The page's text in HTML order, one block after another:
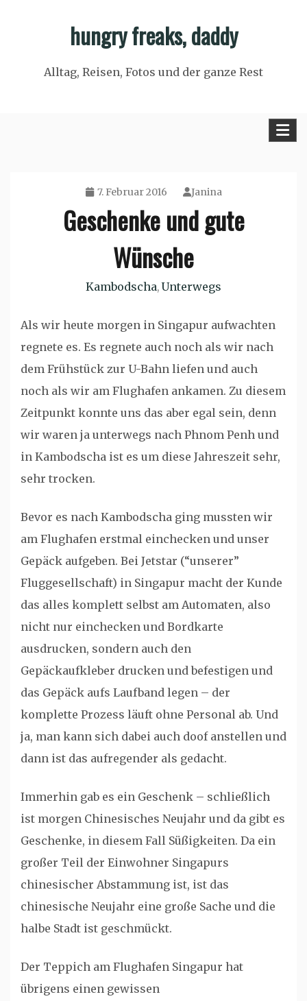
hungry freaks, daddy
Alltag, Reisen, Fotos und der ganze Rest
7. Februar 2016 Janina
Geschenke und gute
Wünsche
Kambodscha, Unterwegs
Als wir heute morgen in Singapur aufwachten
regnete es. Es regnete auch noch als wir nach
dem Frühstück zur U-Bahn liefen und auch
noch als wir am Flughafen ankamen. Zu diesem
Zeitpunkt konnte uns das aber egal sein, denn
wir waren ja unterwegs nach Phnom Penh und
in Kambodscha ist es um diese Jahreszeit sehr,
sehr trocken.
Bevor es nach Kambodscha ging mussten wir
am Flughafen erstmal einchecken und unser
Gepäck aufgeben. Bei Jetstar (“unserer”
Fluggesellschaft) in Singapur macht der Kunde
das alles komplett selbst am Automaten, also
nicht nur einchecken und Bordkarte
ausdrucken, sondern auch den
Gepäckaufkleber drucken und befestigen und
das Gepäck aufs Laufband legen – der
komplette Prozess läuft ohne Personal ab. Und
ja, man kann sich dabei auch doof anstellen und
dann ist das aufregender als gedacht.
Immerhin gab es ein Geschenk – schließlich
ist morgen Chinesisches Neujahr und da gibt es
Geschenke, in diesem Fall Süßigkeiten. Da ein
großer Teil der Einwohner Singapurs
chinesischer Abstammung ist, ist das
chinesische Neujahr eine große Sache und die
halbe Stadt ist geschmückt.
Der Teppich am Flughafen Singapur hat
übrigens einen gewissen